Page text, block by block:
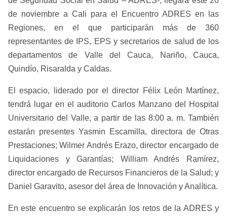
de noviembre a Cali para el Encuentro ADRES en las
Regiones, en el que participarán más de 360
representantes de IPS, EPS y secretarios de salud de los
departamentos de Valle del Cauca, Nariño, Cauca,
Quindío, Risaralda y Caldas.
El espacio, liderado por el director Félix León Martínez,
tendrá lugar en el auditorio Carlos Manzano del Hospital
Universitario del Valle, a partir de las 8:00 a. m. También
estarán presentes Yasmin Escamilla, directora de Otras
Prestaciones; Wilmer Andrés Erazo, director encargado de
Liquidaciones y Garantías; William Andrés Ramírez,
director encargado de Recursos Financieros de la Salud; y
Daniel Garavito, asesor del área de Innovación y Analítica.
En este encuentro se explicarán los retos de la ADRES y